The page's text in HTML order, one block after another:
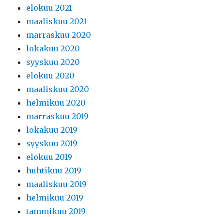
elokuu 2021
maaliskuu 2021
marraskuu 2020
lokakuu 2020
syyskuu 2020
elokuu 2020
maaliskuu 2020
helmikuu 2020
marraskuu 2019
lokakuu 2019
syyskuu 2019
elokuu 2019
huhtikuu 2019
maaliskuu 2019
helmikuu 2019
tammikuu 2019